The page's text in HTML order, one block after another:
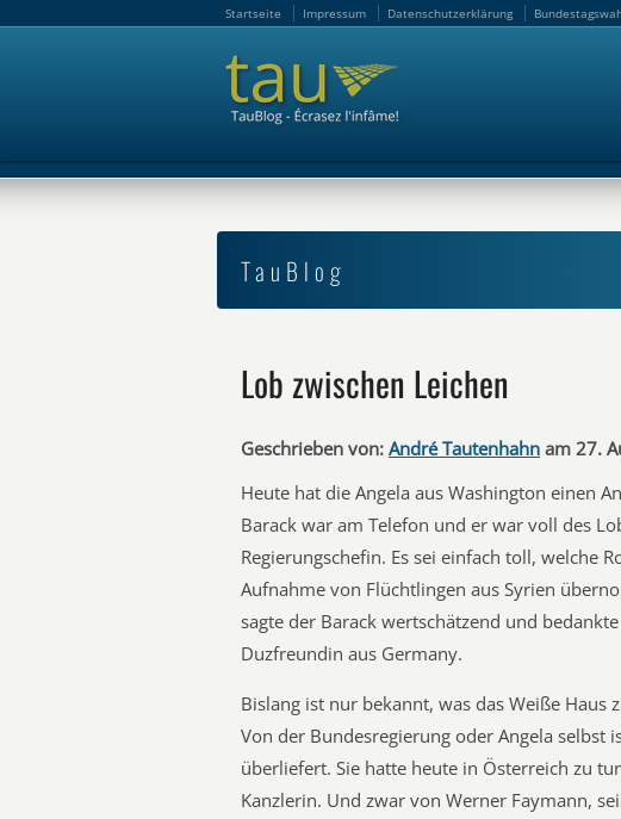
Startseite Impressum Datenschutzerklärung
TauBlog
Lob zwischen Leichen
Geschrieben von: André Tautenhahn am 27.
Heute hat die Angela aus Washington einen
Barack war am Telefon und er war voll des
Regierungschefin. Es sei einfach toll, welche
Aufnahme von Flüchtlingen aus Syrien
sagte der Barack wertschätzend und
Duzfreundin aus Germany.
Bislang ist nur bekannt, was das Weiße
Von der Bundesregierung oder Angela selbst
überliefert. Sie hatte heute in Österreich zu
Kanzlerin. Und zwar von Werner Faymann,
Startseite Impressum Datenschutzerklärung